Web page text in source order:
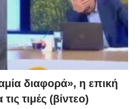
διαφορά», η επική
τιμές (βίντεο)